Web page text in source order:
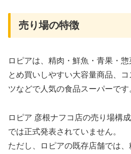
売り場の特徴
ロピアは、精肉・鮮魚・青果・
とめ買いしやすい大容量商品、
ツなどで人気の食品スーパーです
ロピア 彦根ナフコ店の売り場構
では正式発表されていません。
ただし、ロピアの既存店舗では、